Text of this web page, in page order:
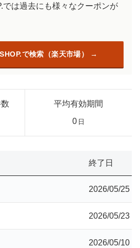
では過去にも様々なクーポンが
で検索（楽天市場）
平均有効期間
0 日
終了日
2026/05/25
2026/05/23
2026/05/10